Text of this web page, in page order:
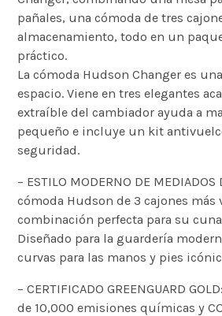
pañales, una cómoda de tres
almacenamiento, todo en un
práctico.
La cómoda Hudson Changer es
espacio. Viene en tres elegantes
extraíble del cambiador ayuda a
pequeño e incluye un kit
seguridad.
– ESTILO MODERNO DE MEDIADOS
cómoda Hudson de 3 cajones más
combinación perfecta para su
Diseñado para la guardería
curvas para las manos y pies
– CERTIFICADO GREENGUARD
de 10,000 emisiones químicas y